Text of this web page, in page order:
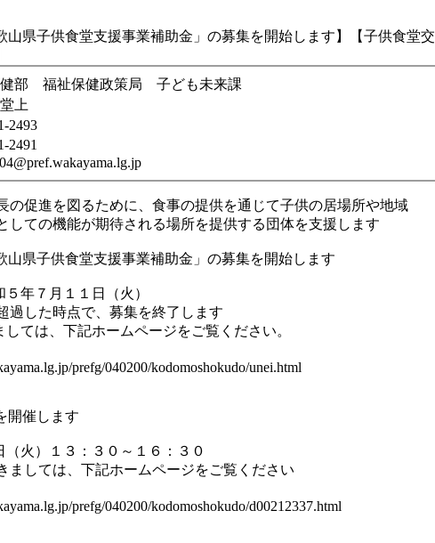
山県子供食堂支援事業補助金」の募集を開始します】【子供食堂交
部 福祉保健政策局 子ども未来課
上
2493
2491
の促進を図るために、食事の提供を通じて子供の居場所や地域
しての機能が期待される場所を提供する団体を支援します
県子供食堂支援事業補助金」の募集を開始します
年７月１１日（火）
過した時点で、募集を終了します
ては、下記ホームページをご覧ください。
prefg/040200/kodomoshokudo/unei.html
開催します
火）１３：３０～１６：３０
しては、下記ホームページをご覧ください
prefg/040200/kodomoshokudo/d00212337.html